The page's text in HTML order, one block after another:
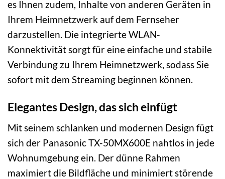
es Ihnen zudem, Inhalte von anderen Geräten in
Ihrem Heimnetzwerk auf dem Fernseher
darzustellen. Die integrierte WLAN-
Konnektivität sorgt für eine einfache und stabile
Verbindung zu Ihrem Heimnetzwerk, sodass Sie
sofort mit dem Streaming beginnen können.
Elegantes Design, das sich einfügt
Mit seinem schlanken und modernen Design fügt
sich der Panasonic TX-50MX600E nahtlos in jede
Wohnumgebung ein. Der dünne Rahmen
maximiert die Bildfläche und minimiert störende